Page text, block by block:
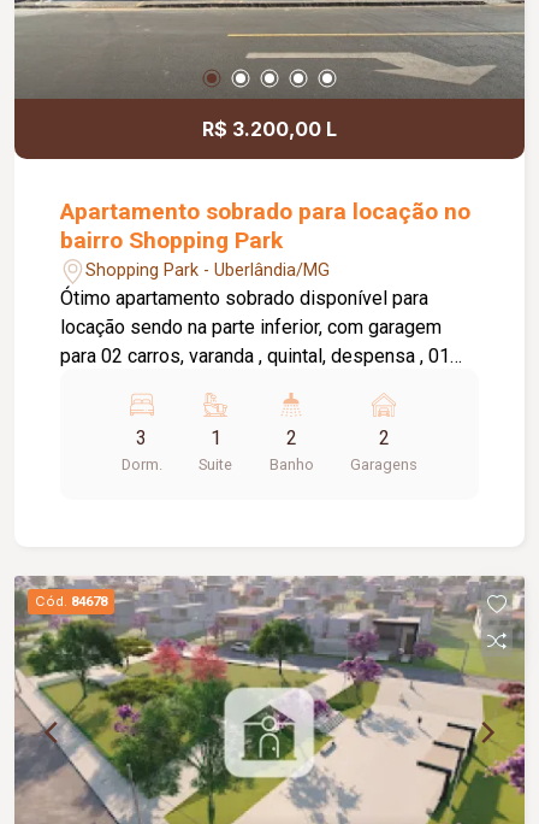
R$ 3.200,00 L
Apartamento sobrado para locação no
bairro Shopping Park
Shopping Park - Uberlândia/MG
Ótimo apartamento sobrado disponível para
locação sendo na parte inferior, com garagem
para 02 carros, varanda , quintal, despensa , 01
01 quarto com 01 guarda roupa, 01 suite, sacada,
02 salas, cozinha com armário sob a pia,
lavanderia, banheiro social e da suite com box,
3
Dorm.
1
Suite
2
Banho
2
Garagens
Cód. 84678